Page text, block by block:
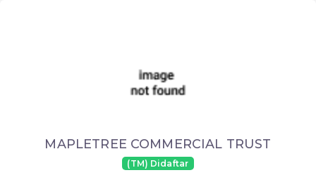
MAPLETREE COMMERCIAL TRUST
(TM) Didaftar